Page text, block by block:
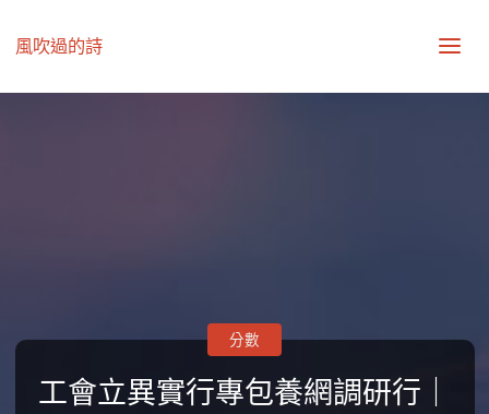
風吹過的詩
工會立異實行專包養網調研行｜
分數